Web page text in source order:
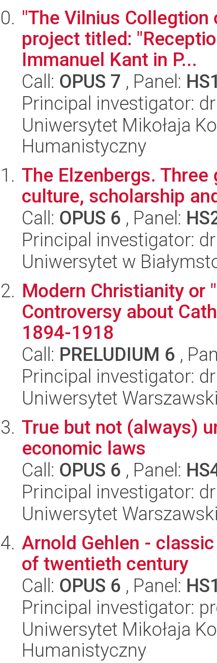
"The Vilnius
project titled:
Immanuel Kant in P...
Call: OPUS 7 , Panel:
Principal investigator:
Uniwersytet Mikołaja
Humanistyczny
The Elzenbergs.
culture, scholarship
Call: OPUS 6 , Panel:
Principal investigator:
Uniwersytet w
Modern Christianity or
Controversy about
1894-1918
Call: PRELUDIUM 6 ,
Principal investigator:
Uniwersytet
True but not (always)
economic laws
Call: OPUS 6 , Panel:
Principal investigator:
Uniwersytet
Arnold Gehlen -
of twentieth century
Call: OPUS 6 , Panel:
Principal investigator:
Uniwersytet Mikołaja
Humanistyczny